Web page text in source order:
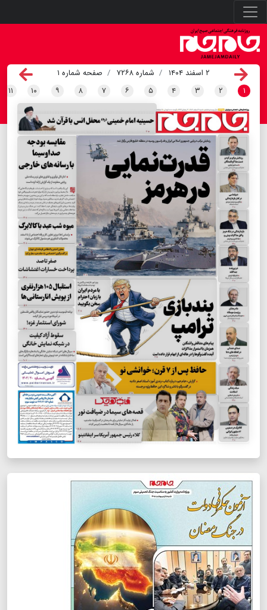
۲ اسفند ۱۴۰۴ شماره ۷۲۶۸
صفحه شماره ۱
۱
۲ ۳ ۴ ۵ ۶ ۷ ۸ ۹ ۱۰ ۱۱